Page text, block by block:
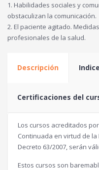
1. Habilidades sociales y
obstaculizan la comunicación.
2. El paciente agitado.
profesionales de la salud.
Descripción Indice
Certificaciones del
Los cursos acreditados
Continuada en virtud de la
Decreto 63/2007, serán
Estos cursos son